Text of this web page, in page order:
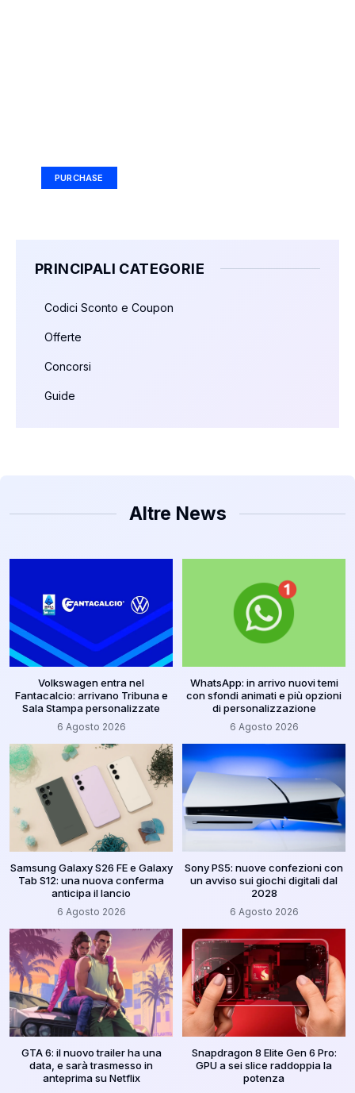
PURCHASE
PRINCIPALI CATEGORIE
Codici Sconto e Coupon
Offerte
Concorsi
Guide
Altre News
Volkswagen entra nel
Fantacalcio: arrivano Tribuna e
Sala Stampa personalizzate
6 Agosto 2026
WhatsApp: in arrivo nuovi temi
con sfondi animati e più opzioni
di personalizzazione
6 Agosto 2026
Samsung Galaxy S26 FE e Galaxy
Tab S12: una nuova conferma
anticipa il lancio
6 Agosto 2026
Sony PS5: nuove confezioni con
un avviso sui giochi digitali dal
2028
6 Agosto 2026
GTA 6: il nuovo trailer ha una
data, e sarà trasmesso in
anteprima su Netflix
Snapdragon 8 Elite Gen 6 Pro:
GPU a sei slice raddoppia la
potenza